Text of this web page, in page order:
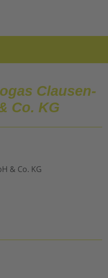
Clausen-
Co. KG
& Co. KG